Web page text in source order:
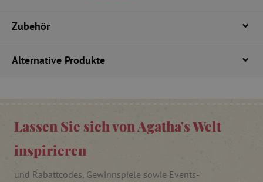
Zubehör
Alternative Produkte
Lassen Sie sich von Agatha's Welt
inspirieren
und Rabattcodes, Gewinnspiele sowie Events-
_lb .agathaswelt.de